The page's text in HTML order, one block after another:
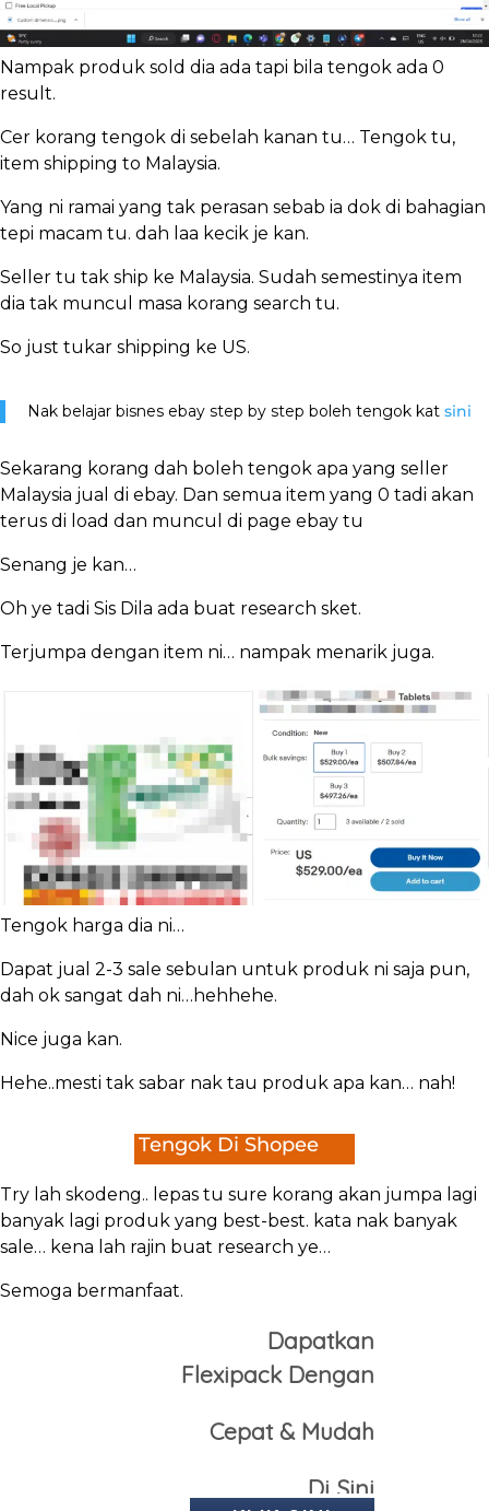
Nampak produk sold dia ada tapi bila tengok ada 0
result.
Cer korang tengok di sebelah kanan tu… Tengok tu,
item shipping to Malaysia.
Yang ni ramai yang tak perasan sebab ia dok di bahagian
tepi macam tu. dah laa kecik je kan.
Seller tu tak ship ke Malaysia. Sudah semestinya item
dia tak muncul masa korang search tu.
So just tukar shipping ke US.
Nak belajar bisnes ebay step by step boleh tengok kat sini
Sekarang korang dah boleh tengok apa yang seller
Malaysia jual di ebay. Dan semua item yang 0 tadi akan
terus di load dan muncul di page ebay tu
Senang je kan…
Oh ye tadi Sis Dila ada buat research sket.
Terjumpa dengan item ni… nampak menarik juga.
Tengok harga dia ni…
Dapat jual 2-3 sale sebulan untuk produk ni saja pun,
dah ok sangat dah ni…hehhehe.
Nice juga kan.
Hehe..mesti tak sabar nak tau produk apa kan… nah!
Tengok Di Shopee
Try lah skodeng.. lepas tu sure korang akan jumpa lagi
banyak lagi produk yang best-best. kata nak banyak
sale… kena lah rajin buat research ye…
Semoga bermanfaat.
Dapatkan
Flexipack Dengan
Cepat& Mudah
Di Sini